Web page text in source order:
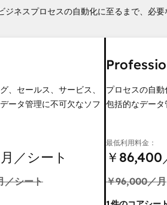
ネスプロセスの自動化に至るまで、必要
、セールス、サービス、
ータ管理に不可欠なソフ
／シート
／シート
プロセスの自
包括的なデー
最低利用料金：
￥86,400
￥96,000／月